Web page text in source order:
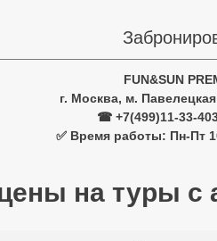
FUN&SUN
г. Москва, м.
☎ +7(499)11-33-
✅ Время работы: Пн-Пт
на туры с